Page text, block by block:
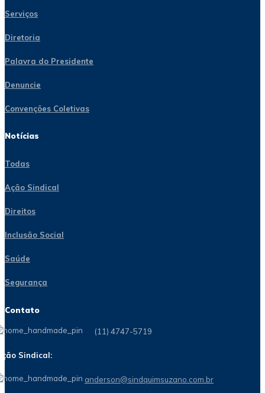
Serviços
Diretoria
Palavra do Presidente
Denuncie
Convenções Coletivas
Notícias
Todas
Ação Sindical
Direitos
Inclusão Social
Saúde
Segurança
Contato
(11) 4747-5719
Sindical:
anderson@sindquimsuzano.com.br